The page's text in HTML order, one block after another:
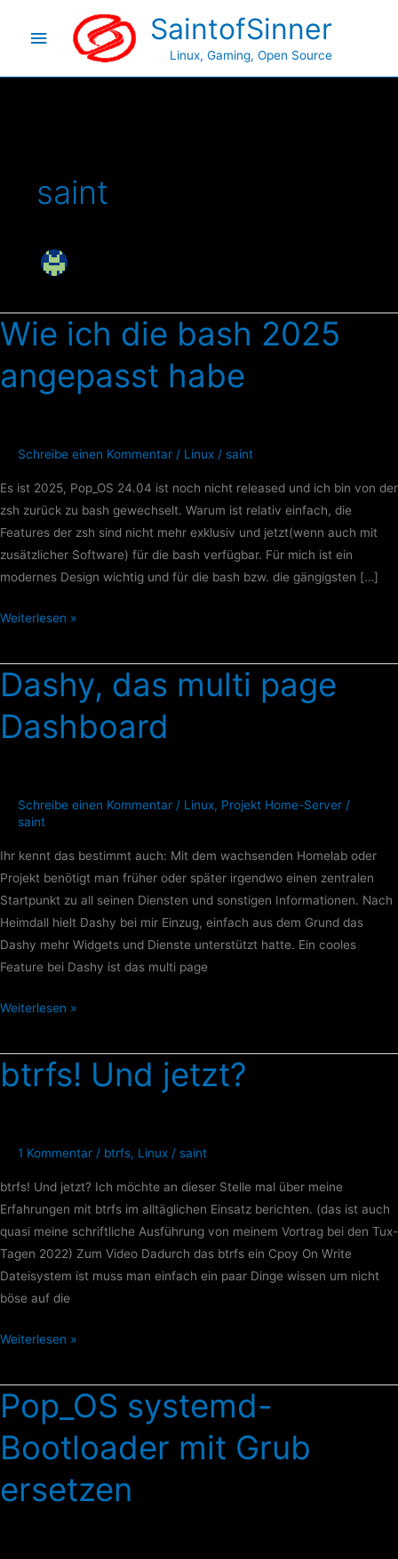
Inhalt
SaintofSinner
Linux, Gaming, Open Source
Hauptmenü
saint
Wie ich die bash 2025
angepasst habe
Schreibe einen Kommentar / Linux / saint
Es ist 2025, Pop_OS 24.04 ist noch nicht released und ich bin von der
zsh zurück zu bash gewechselt. Warum ist relativ einfach, die
Features der zsh sind nicht mehr exklusiv und jetzt(wenn auch mit
zusätzlicher Software) für die bash verfügbar. Für mich ist ein
modernes Design wichtig und für die bash bzw. die gängigsten […]
Wie
ich
die
bash
habe
Weiterlesen »
Dashy, das multi page
Dashboard
Schreibe einen Kommentar / Linux, Projekt Home-Server /
saint
Ihr kennt das bestimmt auch: Mit dem wachsenden Homelab oder
Projekt benötigt man früher oder später irgendwo einen zentralen
Startpunkt zu all seinen Diensten und sonstigen Informationen. Nach
Heimdall hielt Dashy bei mir Einzug, einfach aus dem Grund das
Dashy mehr Widgets und Dienste unterstützt hatte. Ein cooles
Feature bei Dashy ist das multi page
Dashy,
das
multi
page
Weiterlesen »
btrfs! Und jetzt?
1 Kommentar / btrfs, Linux / saint
btrfs! Und jetzt? Ich möchte an dieser Stelle mal über meine
Erfahrungen mit btrfs im alltäglichen Einsatz berichten. (das ist auch
quasi meine schriftliche Ausführung von meinem Vortrag bei den Tux-
Tagen 2022) Zum Video Dadurch das btrfs ein Cpoy On Write
Dateisystem ist muss man einfach ein paar Dinge wissen um nicht
böse auf die
btrfs!
Und
Weiterlesen »
Pop_OS systemd-
Bootloader mit Grub
ersetzen
Pop_OS
systemd-
Bootloader
mit
Grub
ersetzen